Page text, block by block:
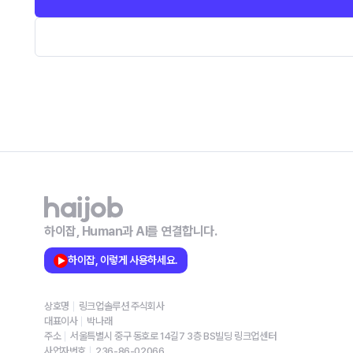
하이잡, Human과 AI를 연결합니다.
하이잡, 이렇게 사용하세요.
상호명
링크업솔루션 주식회사
대표이사
박나래
주소
서울특별시 중구 동호로 14길7 3층 BS빌딩 링크업센터